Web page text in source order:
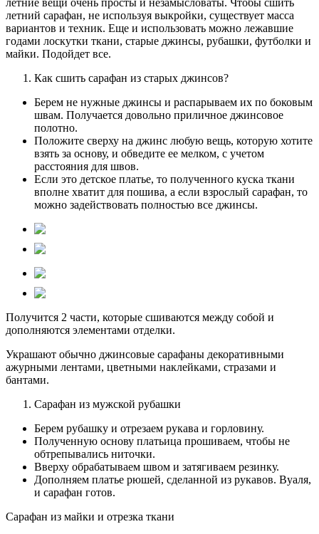
летние вещи очень просты и незамысловаты. Чтобы сшить
летний сарафан, не используя выкройки, существует масса
вариантов и техник. Еще и использовать можно лежавшие
годами лоскутки ткани, старые джинсы, рубашки, футболки и
майки. Подойдет все.
Как сшить сарафан из старых джинсов?
Берем не нужные джинсы и распарываем их по боковым
швам. Получается довольно приличное джинсовое
полотно.
Положите сверху на джинс любую вещь, которую хотите
взять за основу, и обведите ее мелком, с учетом
расстояния для швов.
Если это детское платье, то полученного куска ткани
вполне хватит для пошива, а если взрослый сарафан, то
можно задействовать полностью все джинсы.
Получится 2 части, которые сшиваются между собой и
дополняются элементами отделки.
Украшают обычно джинсовые сарафаны декоративными
ажурными лентами, цветными наклейками, стразами и
бантами.
Сарафан из мужской рубашки
Берем рубашку и отрезаем рукава и горловину.
Полученную основу платьица прошиваем, чтобы не
обтрепывались ниточки.
Вверху обрабатываем швом и затягиваем резинку.
Дополняем платье рюшей, сделанной из рукавов. Вуаля,
и сарафан готов.
Сарафан из майки и отрезка ткани